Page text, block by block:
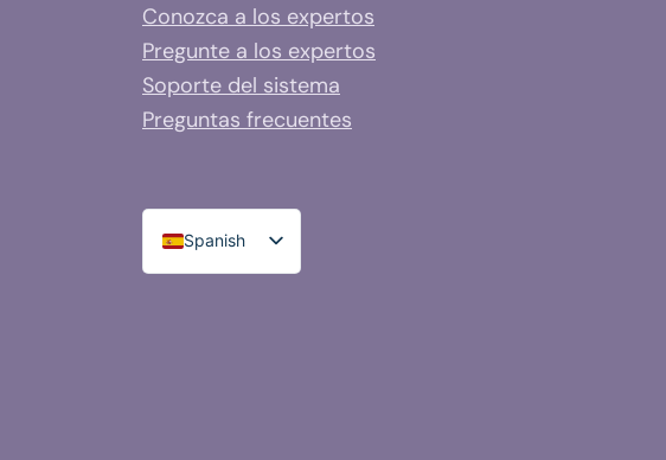
Conozca a los expertos
Pregunte a los expertos
Soporte del sistema
Preguntas frecuentes
Spanish
English